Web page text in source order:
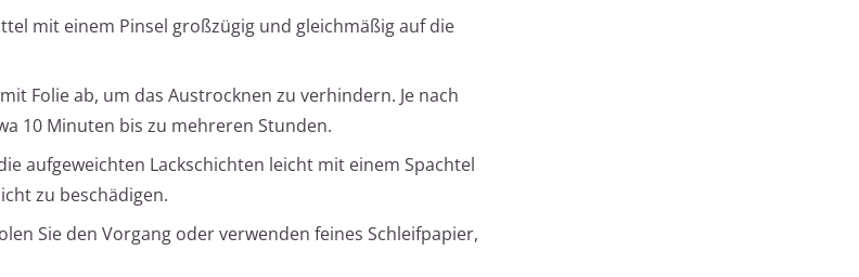
mit einem Pinsel großzügig und gleichmäßig auf die
Folie ab, um das Austrocknen zu verhindern. Je nach
10 Minuten bis zu mehreren Stunden.
aufgeweichten Lackschichten leicht mit einem Spachtel
zu beschädigen.
Sie den Vorgang oder verwenden feines Schleifpapier,